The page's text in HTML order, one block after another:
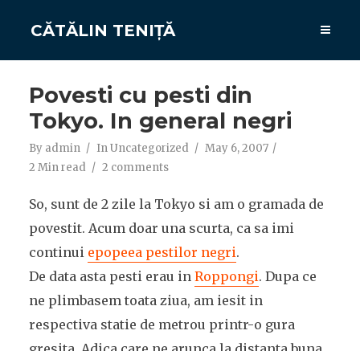
CĂTĂLIN TENIȚĂ
Povesti cu pesti din
Tokyo. In general negri
By admin InUncategorized
May 6, 2007
2 Min read
2 comments
So, sunt de 2 zile la Tokyo si am o gramada de
povestit. Acum doar una scurta, ca sa imi
continui epopeea pestilor negri.
De data asta pesti erau in Roppongi. Dupa ce
ne plimbasem toata ziua, am iesit in
respectiva statie de metrou printr-o gura